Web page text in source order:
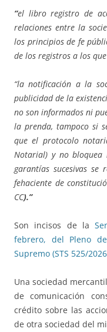
“el libro registro de
relaciones entre la
los principios de fe
de los registros a los
“la notificación a la
publicidad de la
no son informados ni
la prenda, tampoco si
que el protocolo
Notarial) y no bloquea
garantías sucesivas
fehaciente de
CC).”
Son incisos de la
febrero, del Pleno
Supremo (STS 525/
Una sociedad
de comunicación
crédito sobre las
de otra sociedad del